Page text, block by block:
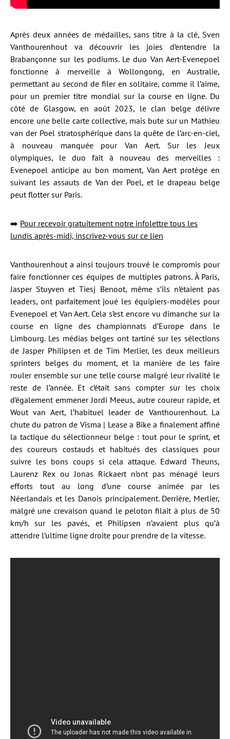
Après deux années de médailles, sans titre à la clé, Sven
Vanthourenhout va découvrir les joies d’entendre la
Brabançonne sur les podiums. Le duo Van Aert-Evenepoel
fonctionne à merveille à Wollongong, en Australie,
permettant au second de filer en solitaire, comme il l’aime,
pour un premier titre mondial sur la course en ligne. Du
côté de Glasgow, en août 2023, le clan belge délivre
encore une belle carte collective, mais bute sur un Mathieu
van der Poel stratosphérique dans la quête de l’arc-en-ciel,
à nouveau manquée pour Van Aert. Sur les Jeux
olympiques, le duo fait à nouveau des merveilles :
Evenepoel anticipe au bon moment, Van Aert protège en
suivant les assauts de Van der Poel, et le drapeau belge
peut flotter sur Paris.
➡️ Pour recevoir gratuitement notre infolettre tous les
lundis après-midi, inscrivez-vous sur ce lien
Vanthourenhout a ainsi toujours trouvé le compromis pour
faire fonctionner ces équipes de multiples patrons. À Paris,
Jasper Stuyven et Tiesj Benoot, même s’ils n’étaient pas
leaders, ont parfaitement joué les équipiers-modèles pour
Evenepoel et Van Aert. Cela s’est encore vu dimanche sur la
course en ligne des championnats d’Europe dans le
Limbourg. Les médias belges ont tartiné sur les sélections
de Jasper Philipsen et de Tim Merlier, les deux meilleurs
sprinters belges du moment, et la manière de les faire
rouler ensemble sur une telle course malgré leur rivalité le
reste de l’année. Et c’était sans compter sur les choix
d’également emmener Jordi Meeus, autre coureur rapide, et
Wout van Aert, l’habituel leader de Vanthourenhout. La
chute du patron de Visma | Lease a Bike a finalement affiné
la tactique du sélectionneur belge : tout pour le sprint, et
des coureurs costauds et habitués des classiques pour
suivre les bons coups si cela attaque. Edward Theuns,
Laurenz Rex ou Jonas Rickaert n’ont pas ménagé leurs
efforts tout au long d’une course animée par les
Néerlandais et les Danois principalement. Derrière, Merlier,
malgré une crevaison quand le peloton filait à plus de 50
km/h sur les pavés, et Philipsen n’avaient plus qu’à
attendre l’ultime ligne droite pour prendre de la vitesse.